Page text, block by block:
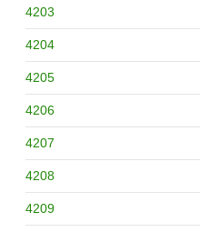
4203
4204
4205
4206
4207
4208
4209